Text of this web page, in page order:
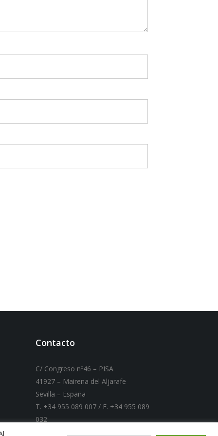
Contacto
C/ Congreso nº46 – PISA
41927 – Mairena del Aljarafe
Sevilla – España
T. +34 955 089 007 / F. +34 955 089
032